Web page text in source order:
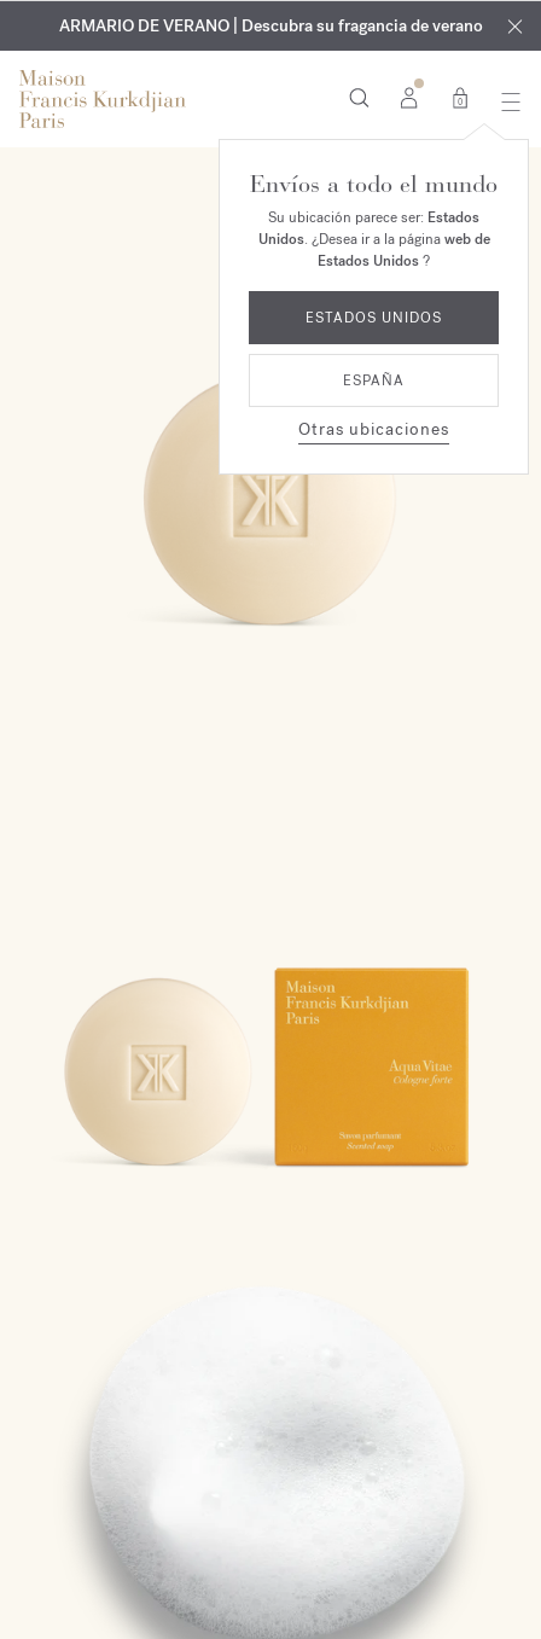
EXCLUSIVO | Descubra la nueva fragancia OUD
velvet mood
en su pedido*
GRABADO GRATUITO | En todas las fragancias y aceites
corporales hasta el 9 de agosto
ARMARIO DE VERANO | Descubra su fragancia de verano
0
Envíos a todo el mundo
Su ubicación parece ser: Estados
Unidos. ¿Desea ir a la páginaweb de
Estados Unidos?
ESTADOS UNIDOS
ESPAÑA
Otras ubicaciones